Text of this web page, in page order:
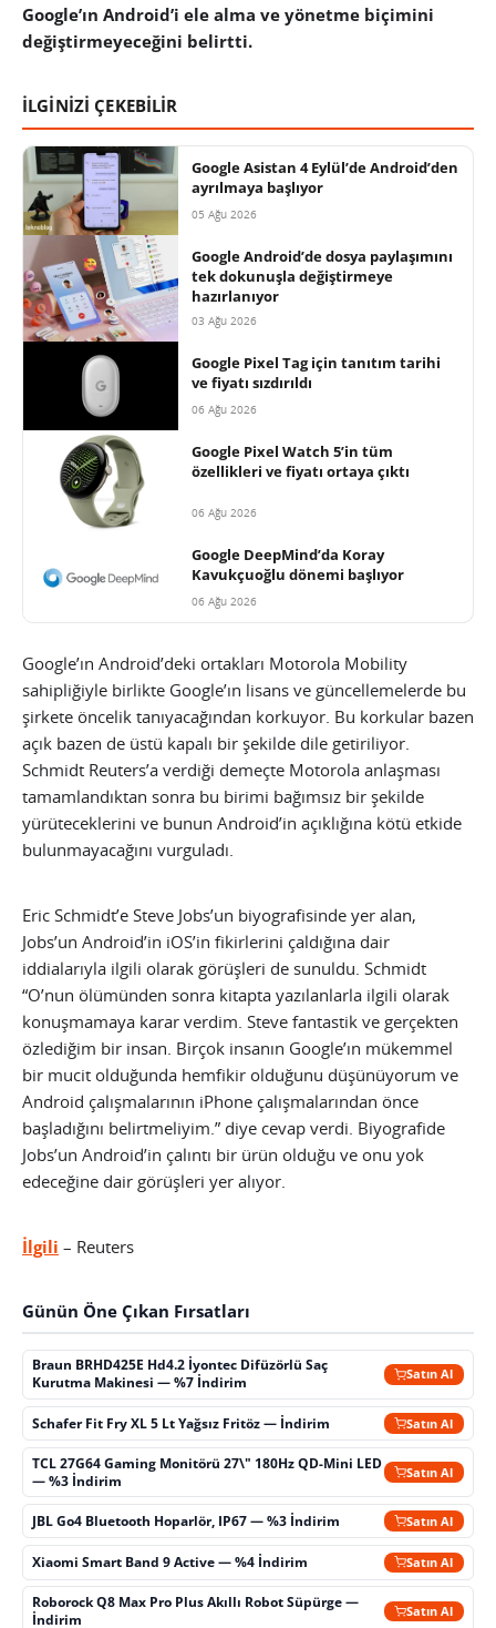
Google’ın Android’i ele alma ve yönetme biçimini
değiştirmeyeceğini belirtti.
İLGİNİZİ ÇEKEBİLİR
Google Asistan 4 Eylül’de Android’den
ayrılmaya başlıyor
05 Ağu 2026
Google Android’de dosya paylaşımını
tek dokunuşla değiştirmeye
hazırlanıyor
03 Ağu 2026
Google Pixel Tag için tanıtım tarihi
ve fiyatı sızdırıldı
06 Ağu 2026
Google Pixel Watch 5’in tüm
özellikleri ve fiyatı ortaya çıktı
06 Ağu 2026
Google DeepMind’da Koray
Kavukçuoğlu dönemi başlıyor
06 Ağu 2026
Google’ın Android’deki ortakları Motorola Mobility
sahipliğiyle birlikte Google’ın lisans ve güncellemelerde bu
şirkete öncelik tanıyacağından korkuyor. Bu korkular bazen
açık bazen de üstü kapalı bir şekilde dile getiriliyor.
Schmidt Reuters’a verdiği demeçte Motorola anlaşması
tamamlandıktan sonra bu birimi bağımsız bir şekilde
yürüteceklerini ve bunun Android’in açıklığına kötü etkide
bulunmayacağını vurguladı.
Eric Schmidt’e Steve Jobs’un biyografisinde yer alan,
Jobs’un Android’in iOS’in fikirlerini çaldığına dair
iddialarıyla ilgili olarak görüşleri de sunuldu. Schmidt
“O’nun ölümünden sonra kitapta yazılanlarla ilgili olarak
konuşmamaya karar verdim. Steve fantastik ve gerçekten
özlediğim bir insan. Birçok insanın Google’ın mükemmel
bir mucit olduğunda hemfikir olduğunu düşünüyorum ve
Android çalışmalarının iPhone çalışmalarından önce
başladığını belirtmeliyim.” diye cevap verdi. Biyografide
Jobs’un Android’in çalıntı bir ürün olduğu ve onu yok
edeceğine dair görüşleri yer alıyor.
İlgili – Reuters
Günün Öne Çıkan Fırsatları
Braun BRHD425E Hd4.2 İyontec Difüzörlü Saç
Kurutma Makinesi — %7 İndirim
Satın Al
Schafer Fit Fry XL 5 Lt Yağsız Fritöz — İndirim Satın Al
TCL 27G64 Gaming Monitörü 27\" 180Hz QD-Mini LED
— %3 İndirim
Satın Al
JBL Go4 Bluetooth Hoparlör, IP67 — %3 İndirim Satın Al
Xiaomi Smart Band 9 Active — %4 İndirim Satın Al
Roborock Q8 Max Pro Plus Akıllı Robot Süpürge —
İndirim
Satın Al